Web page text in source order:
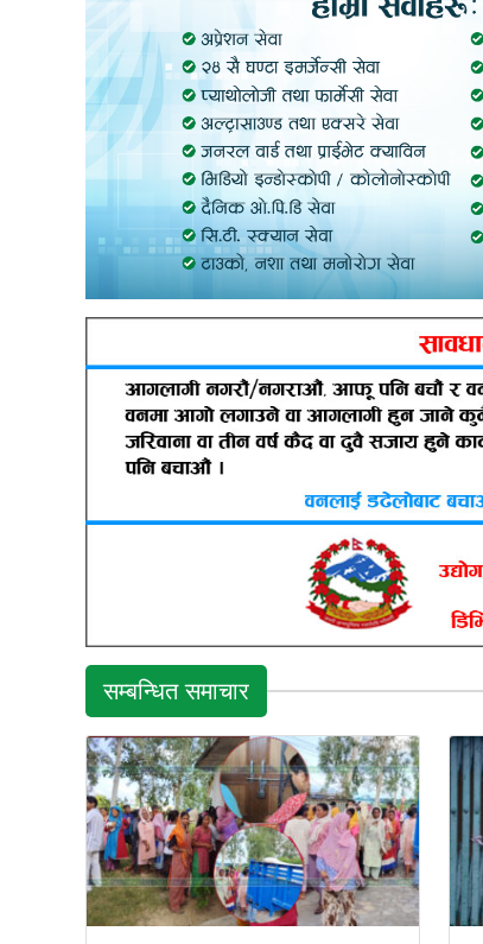
सम्बन्धित समाचार